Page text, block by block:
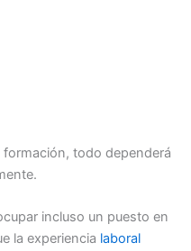
formación, todo dependerá
incluso un puesto en
la experiencia laboral